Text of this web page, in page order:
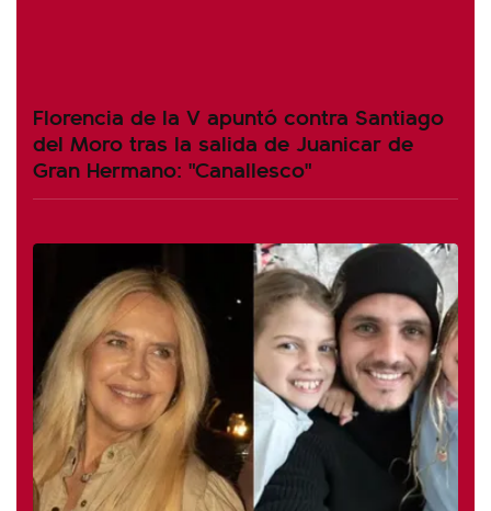
Florencia de la V apuntó contra Santiago
del Moro tras la salida de Juanicar de
Gran Hermano: "Canallesco"